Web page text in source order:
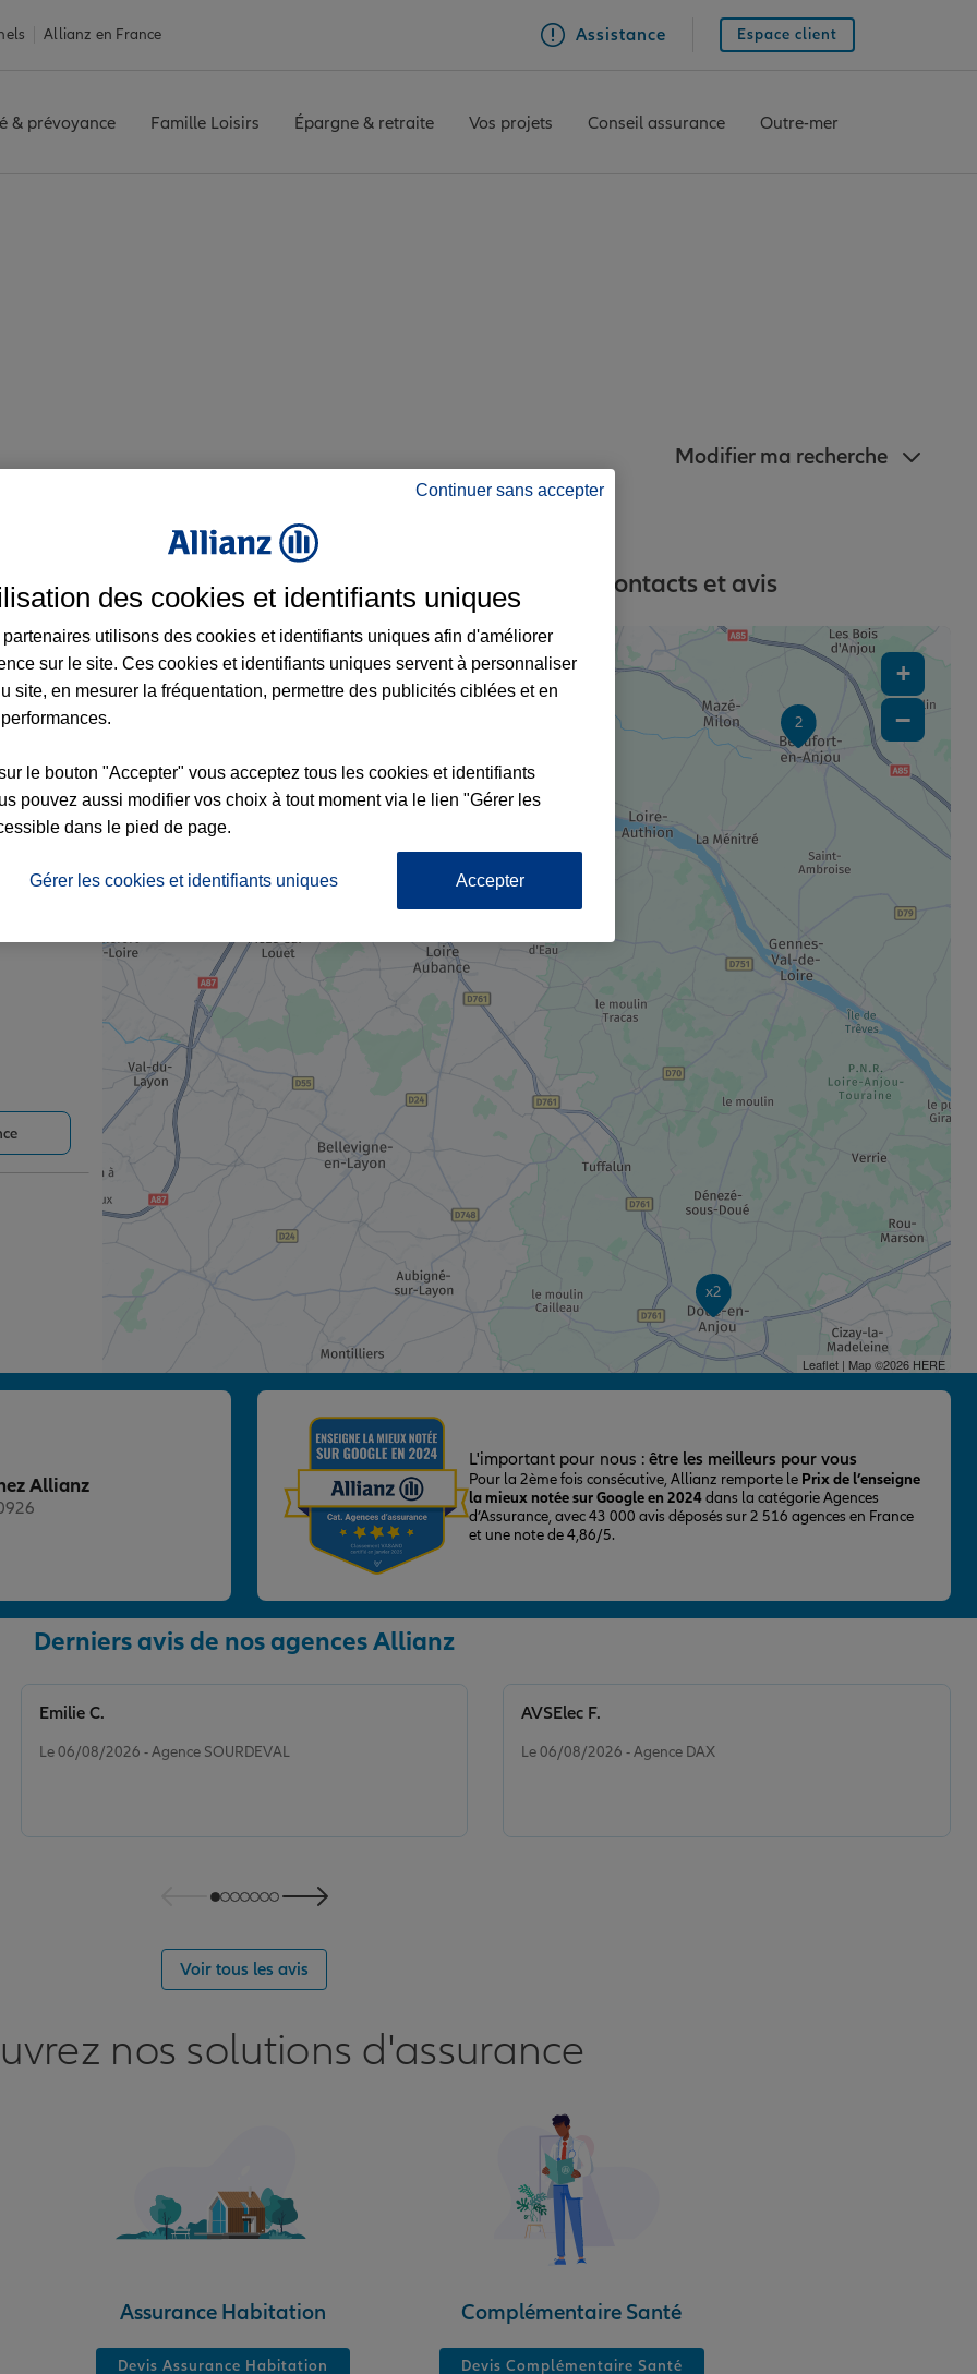
Allianz en France Assistance Espace client
& prévoyance Famille Loisirs Épargne & retraite Vos projets Conseil assurance Outre-mer
Modifier ma recherche
Brissac Loire Aubance et aux alentours : adresses, contacts et avis
x2
2
1
x3
+
−
Leaflet| Map ©2026 HERE
Allianz
L'important pour nous : être les meilleurs pour vous
Pour la 2ème fois consécutive, Allianz remporte le Prix de l’enseigne
la mieux notée sur Google en 2024dans la catégorie Agences
d’Assurance, avec 43 000 avis déposés sur 2 516 agences en France
et une note de 4,86/5.
Derniers avis de nos agences Allianz
Le 06/08/2026 - Agence SOURDEVAL
Emilie C.
Le 06/08/2026 - Agence DAX
AVSElec F.
Voir tous les avis
nos solutions d'assurance
Assurance Habitation
Devis Assurance Habitation
Complémentaire Santé
Devis Complémentaire Santé
Continuer sans accepter
des cookies et identifiants uniques
partenaires utilisons des cookies et identifiants uniques afin d'améliorer
sur le site. Ces cookies et identifiants uniques servent à personnaliser
site, en mesurer la fréquentation, permettre des publicités ciblées et en
le bouton "Accepter" vous acceptez tous les cookies et identifiants
pouvez aussi modifier vos choix à tout moment via le lien "Gérer les
dans le pied de page.
Gérer les cookies et identifiants uniques Accepter